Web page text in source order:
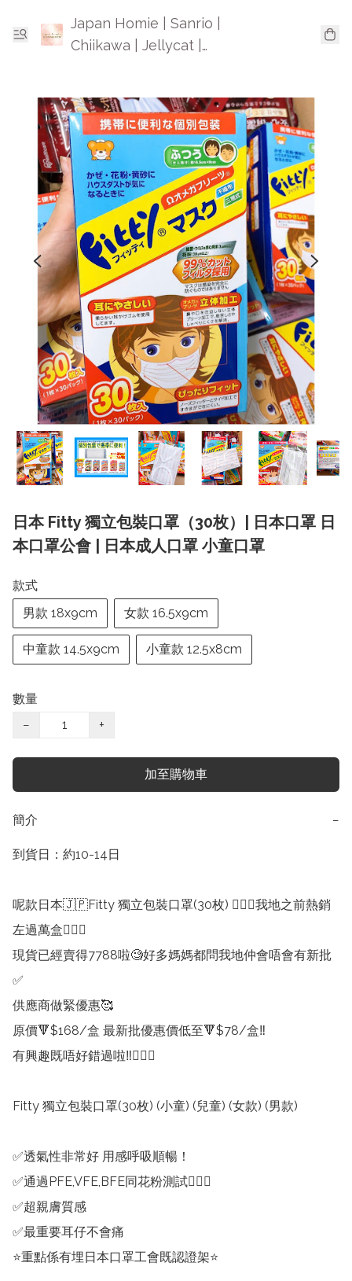
Japan Homie | Sanrio |
Chiikawa | Jellycat |
日本 Fitty 獨立包裝口罩（30枚）| 日本口罩 日
本口罩公會 | 日本成人口罩 小童口罩
款式
男款 18x9cm
女款 16.5x9cm
中童款 14.5x9cm 小童款 12.5x8cm
數量
−
+
加至購物車
簡介 −
到貨日：約10-14日
呢款日本🇯🇵Fitty 獨立包裝口罩(30枚) 🙆🏻‍♂️我地之前熱銷
左過萬盒💁🏻‍♀️
現貨已經賣得7788啦🧐好多媽媽都問我地仲會唔會有新批
✅
供應商做緊優惠🥰
原價🔻$168/盒 最新批優惠價低至🔻$78/盒‼️
有興趣既唔好錯過啦‼️💁🏻‍♂️
Fitty 獨立包裝口罩(30枚) (小童) (兒童) (女款) (男款)
✅透氣性非常好 用感呼吸順暢！
✅通過PFE,VFE,BFE同花粉測試🙆🏻‍♂️
✅超親膚質感
✅最重要耳仔不會痛
⭐️重點係有埋日本口罩工會既認證架⭐️